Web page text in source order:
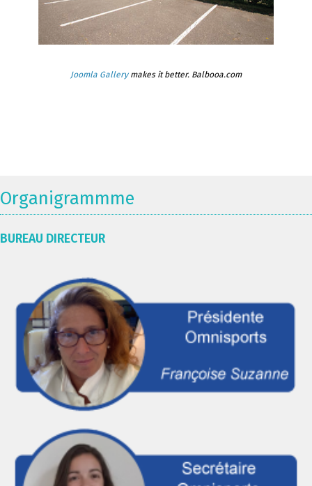
Joomla Gallerymakes it better. Balbooa.com
Organigrammme
BUREAU DIRECTEUR